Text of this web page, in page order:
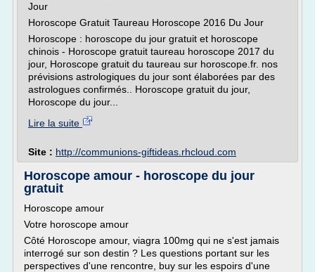
Jour
Horoscope Gratuit Taureau Horoscope 2016 Du Jour
Horoscope : horoscope du jour gratuit et horoscope
chinois - Horoscope gratuit taureau horoscope 2017 du
jour, Horoscope gratuit du taureau sur horoscope.fr. nos
prévisions astrologiques du jour sont élaborées par des
astrologues confirmés.. Horoscope gratuit du jour,
Horoscope du jour...
Lire la suite
Site : http://communions-giftideas.rhcloud.com
Horoscope amour - horoscope du jour
gratuit
Horoscope amour
Votre horoscope amour
Côté Horoscope amour, viagra 100mg qui ne s'est jamais
interrogé sur son destin ? Les questions portant sur les
perspectives d'une rencontre, buy sur les espoirs d'une